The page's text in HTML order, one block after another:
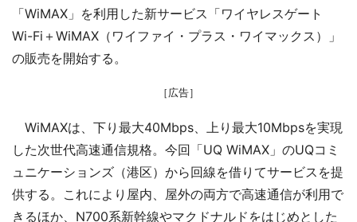
「WiMAX」を利用した新サービス「ワイヤレスゲート
Wi-Fi＋WiMAX（ワイファイ・プラス・ワイマックス）」
の販売を開始する。
［広告］
WiMAXは、下り最大40Mbps、上り最大10Mbpsを実現
した次世代高速通信規格。今回「UQ WiMAX」のUQコミ
ュニケーションズ（港区）から回線を借りてサービスを提
供する。これにより屋内、屋外の両方で高速通信が利用で
きるほか、N700系新幹線やマクドナルドをはじめとした